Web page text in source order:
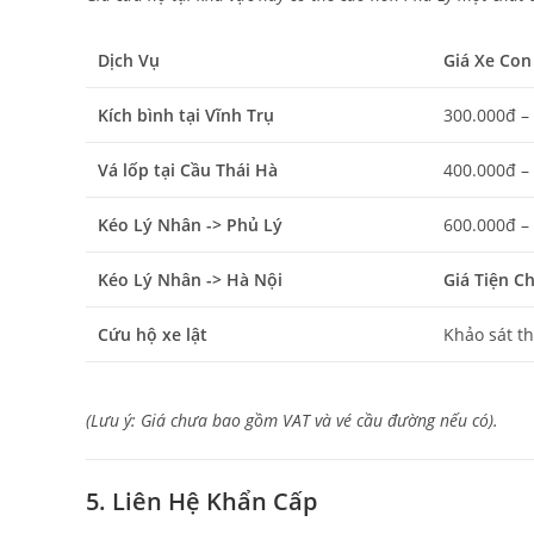
Dịch Vụ Giá Xe
Kích bình tại Vĩnh Trụ 300.000đ
Vá lốp tại Cầu Thái Hà 400.000đ
Kéo Lý Nhân -> Phủ Lý 600.000đ
Kéo Lý Nhân -> Hà Nội Giá Tiện
Cứu hộ xe lật Khảo sát
(Lưu ý: Giá chưa bao gồm VAT và vé cầu đường nếu có).
5. Liên Hệ Khẩn Cấp